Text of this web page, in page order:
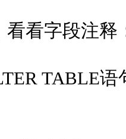
看字段注释
TABLE